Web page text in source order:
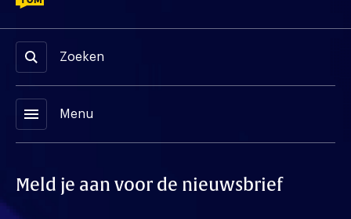
Zoeken
menu Menu
Meld je aan voor de nieuwsbrief